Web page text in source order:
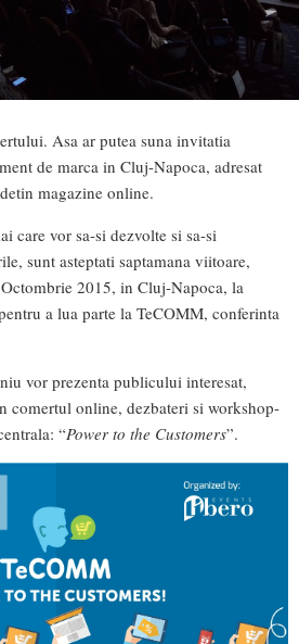
Asa ar putea suna invitatia
de marca in Cluj-Napoca, adresat
magazine online.
care vor sa-si dezvolte si sa-si
sunt asteptati saptamana viitoare,
2015, in Cluj-Napoca, la
a lua parte la TeCOMM, conferinta
vor prezenta publicului interesat,
comertul online, dezbateri si workshop-
“Power to the Customers”.